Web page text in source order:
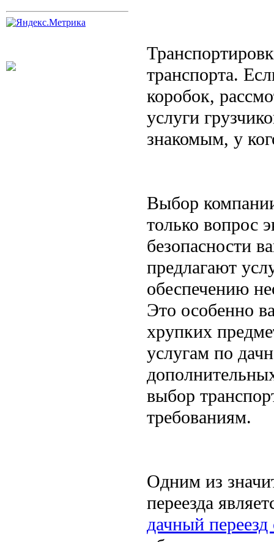
транспорта.
коробок,
услуги
знакомым, у
Выбор
только вопрос
безопасности
предлагают
обеспечению
Это особенно
хрупких
услугам по
выбор
требованиям.
Одним из
переезда
дачный